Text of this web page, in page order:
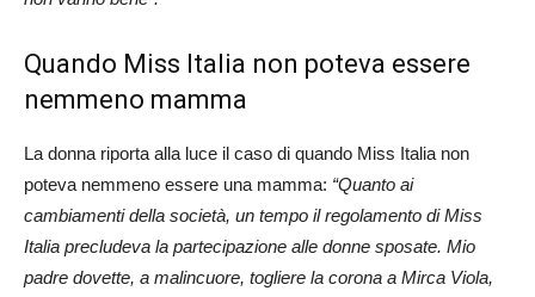
Quando Miss Italia non poteva essere
nemmeno mamma
La donna riporta alla luce il caso di quando Miss Italia non
poteva nemmeno essere una mamma: “Quanto ai
cambiamenti della società, un tempo il regolamento di Miss
Italia precludeva la partecipazione alle donne sposate. Mio
padre dovette, a malincuore, togliere la corona a Mirca Viola,